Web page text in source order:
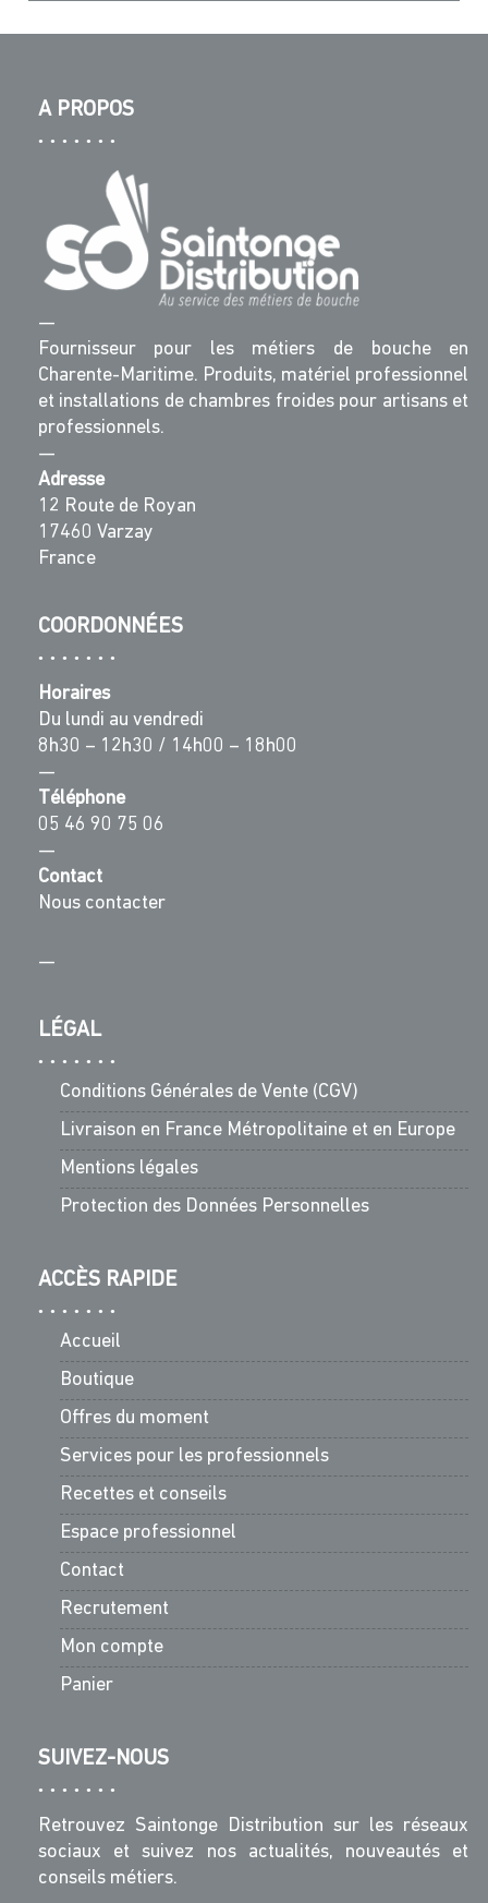
A PROPOS
—
Fournisseur pour les métiers de bouche en
Charente-Maritime. Produits, matériel professionnel
et installations de chambres froides pour artisans et
professionnels.
—
Adresse
12 Route de Royan
17460 Varzay
France
COORDONNÉES
Horaires
Du lundi au vendredi
8h30 – 12h30 / 14h00 – 18h00
—
Téléphone
05 46 90 75 06
—
Contact
Nous contacter
—
LÉGAL
Conditions Générales de Vente (CGV)
Livraison en France Métropolitaine et en Europe
Mentions légales
Protection des Données Personnelles
ACCÈS RAPIDE
Accueil
Boutique
Offres du moment
Services pour les professionnels
Recettes et conseils
Espace professionnel
Contact
Recrutement
Mon compte
Panier
SUIVEZ-NOUS
Retrouvez Saintonge Distribution sur les réseaux
sociaux et suivez nos actualités, nouveautés et
conseils métiers.